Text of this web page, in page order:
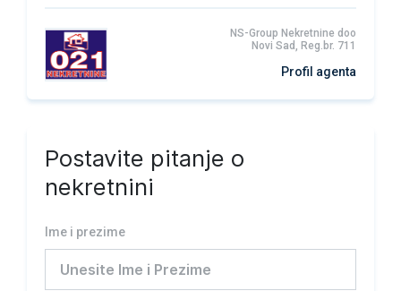
NS-Group Nekretnine doo
Novi Sad, Reg.br. 711
Profil agenta
Postavite pitanje o
nekretnini
Ime i prezime